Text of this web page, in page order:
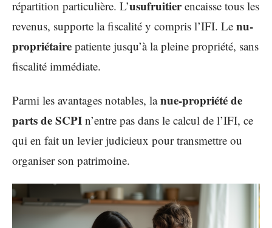
répartition particulière. L’usufruitierencaisse tous les
revenus, supporte la fiscalité y compris l’IFI. Le nu-
propriétaire patiente jusqu’à la pleine propriété, sans
fiscalité immédiate.
Parmi les avantages notables, lanue-propriété de
parts de SCPI n’entre pas dans le calcul de l’IFI, ce
qui en fait un levier judicieux pour transmettre ou
organiser son patrimoine.